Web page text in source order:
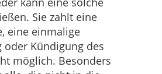
Sie zahlt eine
eine einmalige
oder Kündigung des
möglich. Besonders